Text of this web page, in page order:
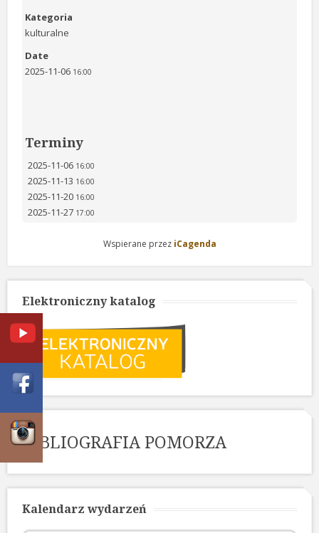
Kategoria
kulturalne
Date
2025-11-06 16:00
Terminy
2025-11-06 16:00
2025-11-13 16:00
2025-11-20 16:00
2025-11-27 17:00
Wspierane przez iCagenda
Elektroniczny katalog
BIBLIOGRAFIA POMORZA
Kalendarz wydarzeń